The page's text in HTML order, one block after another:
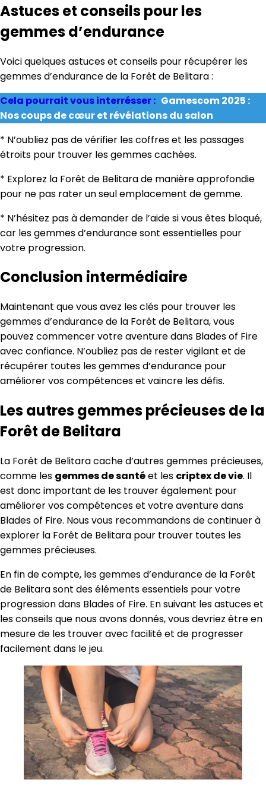
Astuces et conseils pour les
gemmes d’endurance
Voici quelques astuces et conseils pour récupérer les
gemmes d’endurance de la Forêt de Belitara :
Cela pourrait vous interrésser : Gamescom 2025 :
Nos coups de cœur et révélations du salon
* N’oubliez pas de vérifier les coffres et les passages
étroits pour trouver les gemmes cachées.
* Explorez la Forêt de Belitara de manière approfondie
pour ne pas rater un seul emplacement de gemme.
* N’hésitez pas à demander de l’aide si vous êtes bloqué,
car les gemmes d’endurance sont essentielles pour
votre progression.
Conclusion intermédiaire
Maintenant que vous avez les clés pour trouver les
gemmes d’endurance de la Forêt de Belitara, vous
pouvez commencer votre aventure dans Blades of Fire
avec confiance. N’oubliez pas de rester vigilant et de
récupérer toutes les gemmes d’endurance pour
améliorer vos compétences et vaincre les défis.
Les autres gemmes précieuses de la
Forêt de Belitara
La Forêt de Belitara cache d’autres gemmes précieuses,
comme les gemmes de santéet les criptex de vie. Il
est donc important de les trouver également pour
améliorer vos compétences et votre aventure dans
Blades of Fire. Nous vous recommandons de continuer à
explorer la Forêt de Belitara pour trouver toutes les
gemmes précieuses.
En fin de compte, les gemmes d’endurance de la Forêt
de Belitara sont des éléments essentiels pour votre
progression dans Blades of Fire. En suivant les astuces et
les conseils que nous avons donnés, vous devriez être en
mesure de les trouver avec facilité et de progresser
facilement dans le jeu.